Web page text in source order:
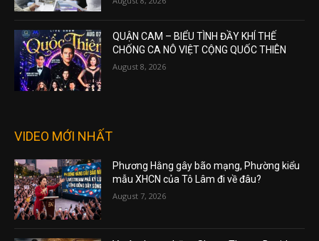
QUẬN CAM – BIỂU TÌNH ĐẦY KHÍ THẾ
CHỐNG CA NÔ VIỆT CỘNG QUỐC THIÊN
August 8, 2026
VIDEO MỚI NHẤT
Phương Hằng gây bão mạng, Phường kiểu
mẫu XHCN của Tô Lâm đi về đâu?
August 7, 2026